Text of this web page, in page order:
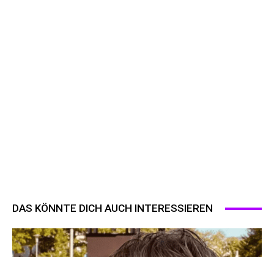
DAS KÖNNTE DICH AUCH INTERESSIEREN